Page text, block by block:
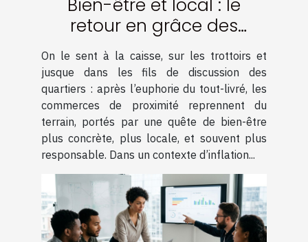
Bien-être et local : le
retour en grâce des
commerces de proximité
On le sent à la caisse, sur les trottoirs et
jusque dans les fils de discussion des
quartiers : après l’euphorie du tout-livré, les
commerces de proximité reprennent du
terrain, portés par une quête de bien-être
plus concrète, plus locale, et souvent plus
responsable. Dans un contexte d’inflation...